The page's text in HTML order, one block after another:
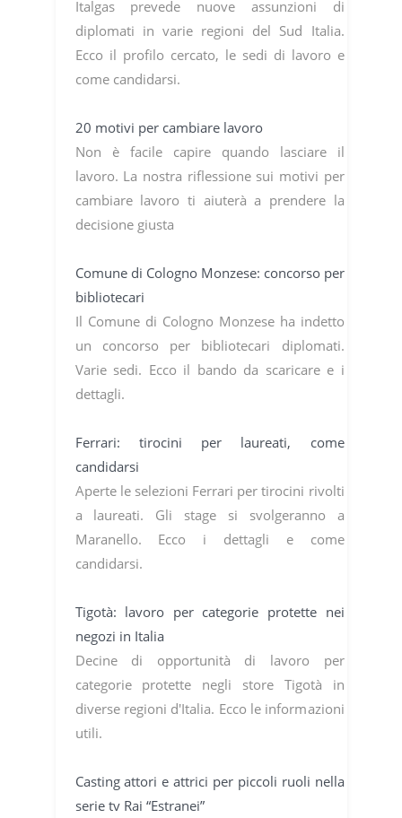
Italgas prevede nuove assunzioni di
diplomati in varie regioni del Sud Italia.
Ecco il profilo cercato, le sedi di lavoro e
come candidarsi.
20 motivi per cambiare lavoro
Non è facile capire quando lasciare il
lavoro. La nostra riflessione sui motivi per
cambiare lavoro ti aiuterà a prendere la
decisione giusta
Comune di Cologno Monzese: concorso per
bibliotecari
Il Comune di Cologno Monzese ha indetto
un concorso per bibliotecari diplomati.
Varie sedi. Ecco il bando da scaricare e i
dettagli.
Ferrari: tirocini per laureati, come
candidarsi
Aperte le selezioni Ferrari per tirocini rivolti
a laureati. Gli stage si svolgeranno a
Maranello. Ecco i dettagli e come
candidarsi.
Tigotà: lavoro per categorie protette nei
negozi in Italia
Decine di opportunità di lavoro per
categorie protette negli store Tigotà in
diverse regioni d'Italia. Ecco le informazioni
utili.
Casting attori e attrici per piccoli ruoli nella
serie tv Rai “Estranei”